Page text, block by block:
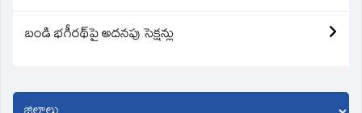
బండి భగీరథ్‌పై అదనపు సెక్షన్లు